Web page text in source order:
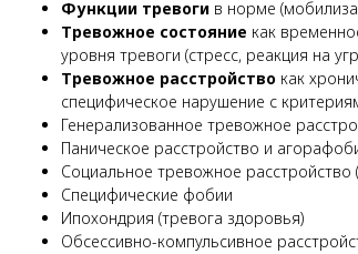
Функции тревоги в норме
Тревожное состояние как
уровня тревоги (стресс, реакция на
Тревожное расстройство как
специфическое нарушение с
Генерализованное тревожное
Паническое расстройство и
Социальное тревожное расстройство
Специфические фобии
Ипохондрия (тревога здоровья)
Обсессивно-компульсивное